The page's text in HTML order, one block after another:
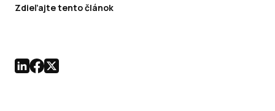
Zdieľajte tento článok